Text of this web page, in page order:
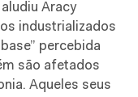
Aracy
industrializados
percebida
são afetados
Aqueles seus